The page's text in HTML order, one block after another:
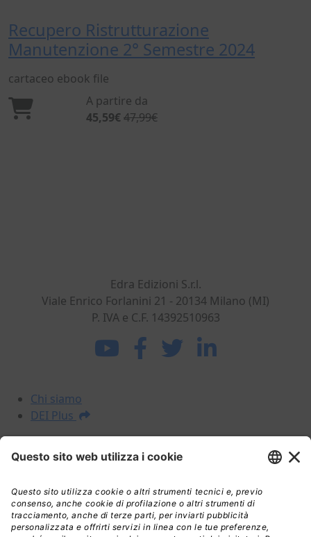
Recupero Ristrutturazione
Manutenzione 2° Semestre 2024
cartaceo ebook file
A partire da
45,59€ 47,99€
Edra Edizioni S.r.l.
Viale Enrico Forlanini 21 - 20134 Milano (MI)
P. IVA e C.F. 14392510963
Chi siamo
DEI Plus
I NOSTRI PRODOTTI
Prezzari
DEI Plus Premium
INFORMAZIONI LEGALI